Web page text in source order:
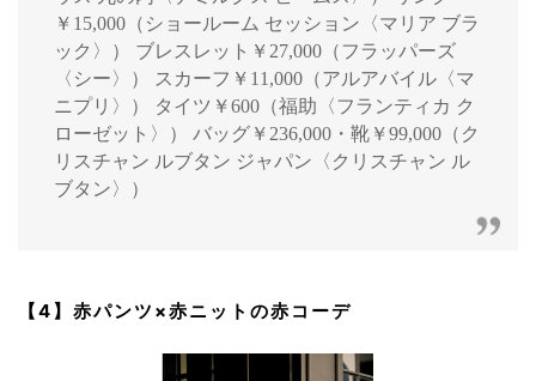
￥15,000（ショールーム セッション〈マリア ブラ
ック〉） ブレスレット￥27,000（フラッパーズ
〈シー〉） スカーフ￥11,000（アルアバイル〈マ
ニプリ〉） タイツ￥600（福助〈フランティカ ク
ローゼット〉） バッグ￥236,000・靴￥99,000（ク
リスチャン ルブタン ジャパン〈クリスチャン ル
ブタン〉）
【4】赤パンツ×赤ニットの赤コーデ